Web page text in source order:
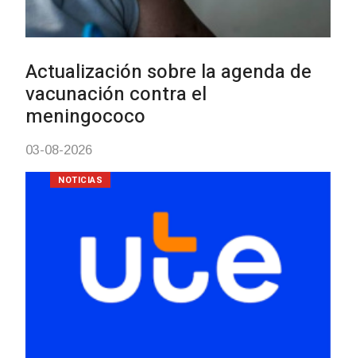
Actualización sobre la agenda de
vacunación contra el
meningococo
03-08-2026
NOTICIAS